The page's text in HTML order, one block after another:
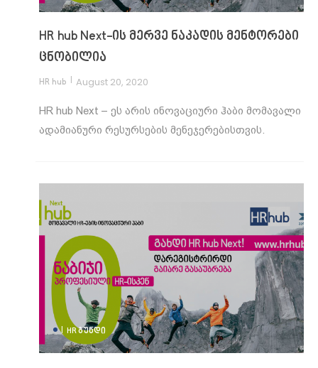
HR hub Next-ის მერვე ნაკადის მენტორები
ცნობილია
HR hub | August 20, 2020
HR hub Next – ეს არის ინოვაციური ჰაბი მომავალი
ადამიანური რესურსების მენეჯერებისთვის.
| HR ᲒᲣᲜᲓᲘ